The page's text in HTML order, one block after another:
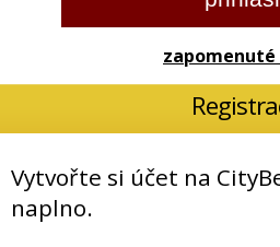
zapomenuté
Vytvořte si účet na
naplno.